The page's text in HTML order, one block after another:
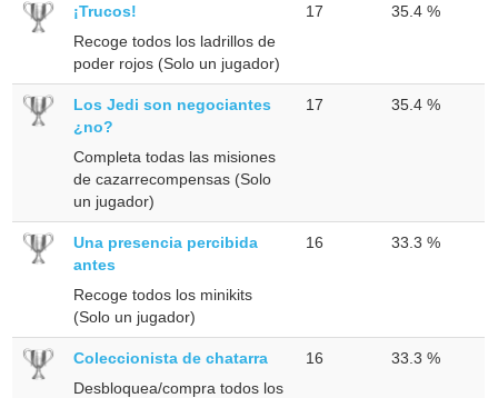
¡Trucos!
Recoge todos los ladrillos de
poder rojos (Solo un jugador)
17 35.4 %
Los Jedi son negociantes
¿no?
Completa todas las misiones
de cazarrecompensas (Solo
un jugador)
17 35.4 %
Una presencia percibida
antes
Recoge todos los minikits
(Solo un jugador)
16 33.3 %
Coleccionista de chatarra
Desbloquea/compra todos los
16 33.3 %